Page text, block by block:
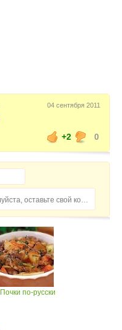
04 сентября 2011
+2
0
Домохозяйка, пожалуйста, оставьте свой комментарий...
Почки по-русски